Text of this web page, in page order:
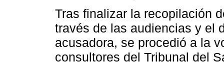
Tras finalizar la recopilación
través de las audiencias y el
acusadora, se procedió a la
consultores del Tribunal del